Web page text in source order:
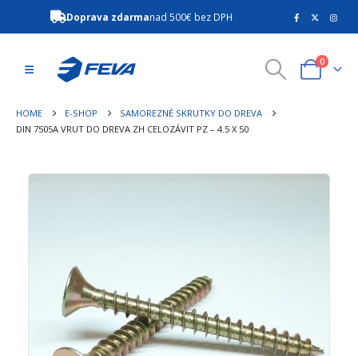
Doprava zdarmanad 500€ bez DPH
0
HOME E-SHOP
SAMOREZNÉ SKRUTKY DO DREVA
DIN 7505A VRUT DO DREVA ZH CELOZÁVIT PZ – 4.5 X 50